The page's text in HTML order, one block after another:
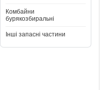
Комбайни
бурякозбиральні
Інші запасні частини